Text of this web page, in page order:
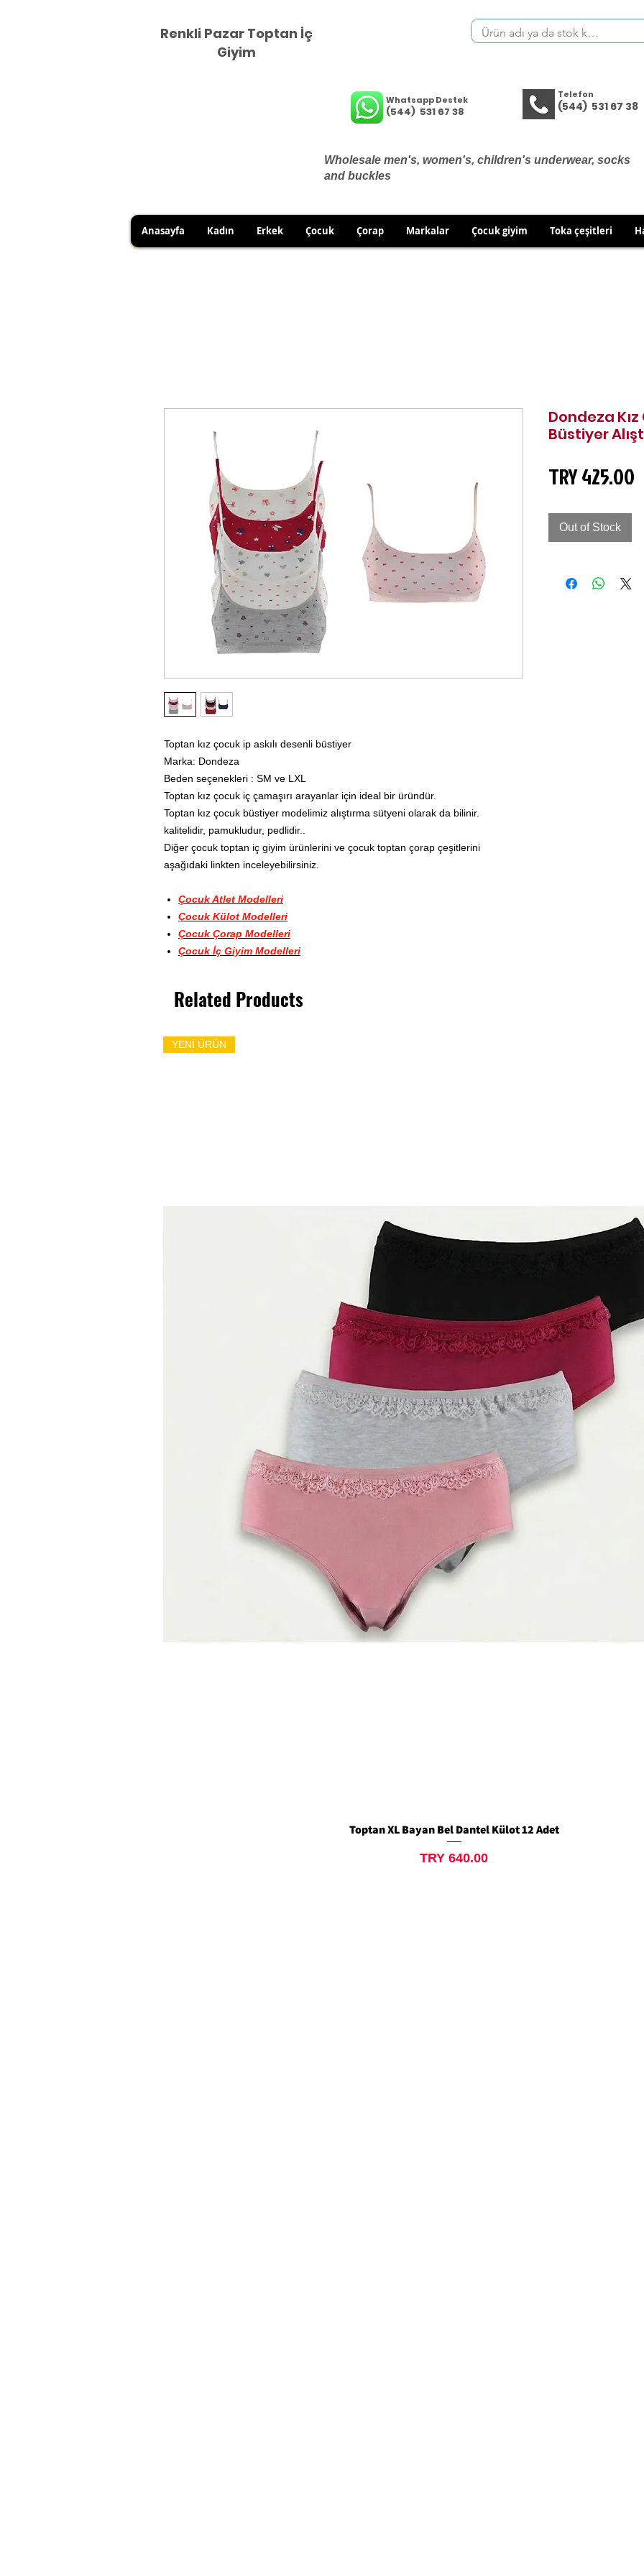
Renkli Pazar Toptan İç
Giyim
Whatsapp Destek
(544) 531 67 38
Telefon
(544) 531 67 38
Wholesale men's, women's, children's underwear, socks
and buckles
Anasayfa Kadın Erkek Çocuk Çorap Markalar Çocuk giyim Toka çeşitleri
Toptan kız çocuk ip askılı desenli büstiyer
Marka: Dondeza
Beden seçenekleri : SM ve LXL
Toptan kız çocuk iç çamaşırı arayanlar için ideal bir üründür.
Toptan kız çocuk büstiyer modelimiz alıştırma sütyeni olarak da bilinir.
kalitelidir, pamukludur, pedlidir..
Diğer çocuk toptan iç giyim ürünlerini ve çocuk toptan çorap çeşitlerini
aşağıdaki linkten inceleyebilirsiniz.
Çocuk Atlet Modelleri
Çocuk Külot Modelleri
Çocuk Çorap Modelleri
Çocuk İç Giyim Modelleri
Dondeza Kız
Büstiyer
TRY 425.00
Out of Stock
Related Products
Quick View
YENİ ÜRÜN
Toptan XL Bayan Bel Dantel Külot 12 Adet
Price
TRY 640.00